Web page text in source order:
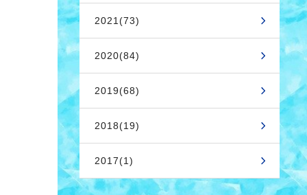
2021(73)
2020(84)
2019(68)
2018(19)
2017(1)